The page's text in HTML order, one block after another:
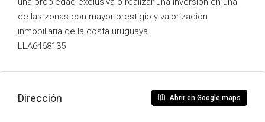
de las zonas con mayor prestigio y valorización
inmobiliaria de la costa uruguaya.
LLA6468135
Dirección Abrir en Google maps